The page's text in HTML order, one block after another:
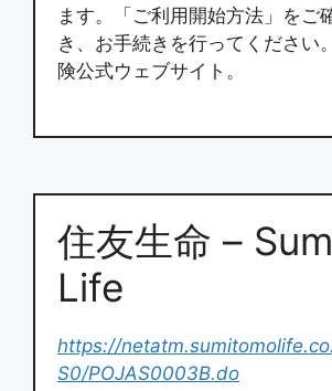
ます。「ご利用開始方法」をご
き、お手続きを行ってください
険公式ウェブサイト。
住友生命 –
Life
https://
S0/POJAS0003B.do